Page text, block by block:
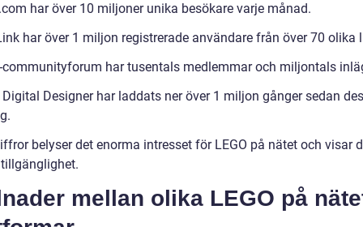
har över 10 miljoner unika besökare varje månad.
har över 1 miljon registrerade användare från över 70 olika
communityforum har tusentals medlemmar och miljontals
Digital Designer har laddats ner över 1 miljon gånger sedan
belyser det enorma intresset för LEGO på nätet och visar
mellan olika LEGO på